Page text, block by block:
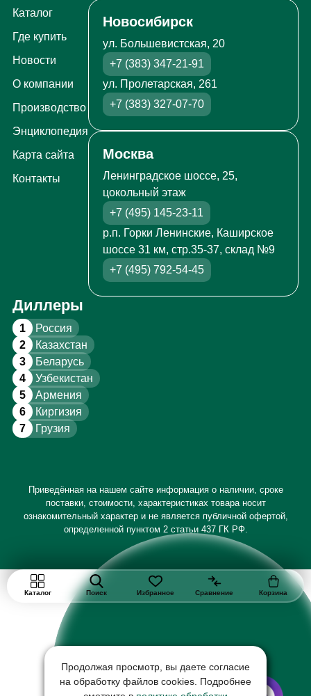
Каталог
Где купить
Новости
О компании
Производство
Энциклопедия
Карта сайта
Контакты
Новосибирск
ул. Большевистская, 20
+7 (383) 347-21-91
ул. Пролетарская, 261
+7 (383) 327-07-70
Москва
Ленинградское шоссе, 25,
цокольный этаж
+7 (495) 145-23-11
р.п. Горки Ленинские, Каширское
шоссе 31 км, стр.35-37, склад №9
+7 (495) 792-54-45
Диллеры
1 Россия
2 Казахстан
3 Беларусь
4 Узбекистан
5 Армения
6 Киргизия
7 Грузия
Приведённая на нашем сайте информация о наличии, сроке
поставки, стоимости, характеристиках товара носит
ознакомительный характер и не является публичной офертой,
определенной пунктом 2 статьи 437 ГК РФ.
Каталог Поиск Избранное Сравнение Корзина
Продолжая просмотр, вы даете согласие
на обработку файлов cookies. Подробнее